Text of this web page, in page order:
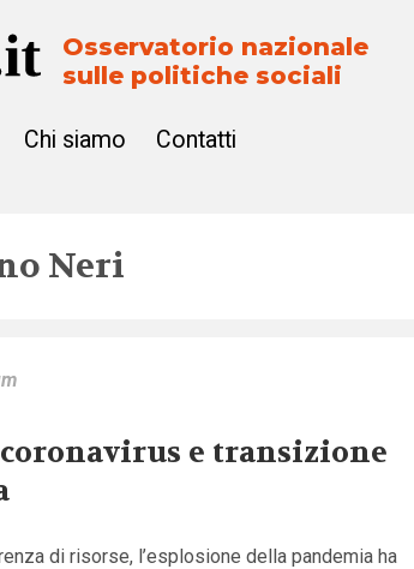
Osservatorio nazionale
sulle politiche sociali
Chi siamo Contatti
Neri
coronavirus e transizione
di risorse, l’esplosione della pandemia ha